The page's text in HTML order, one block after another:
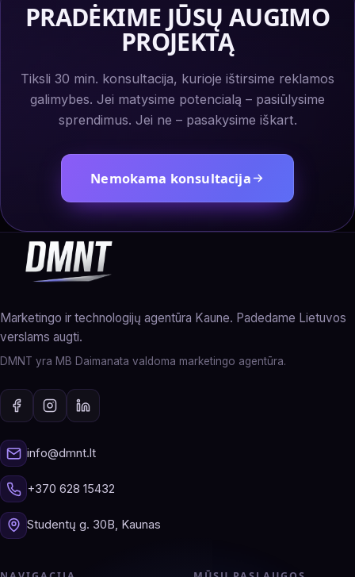
PRADĖKIME JŪSŲ AUGIMO
PROJEKTĄ
Tiksli 30 min. konsultacija, kurioje ištirsime reklamos
galimybes. Jei matysime potencialą – pasiūlysime
sprendimus. Jei ne – pasakysime iškart.
Nemokama konsultacija
Marketingo ir technologijų agentūra Kaune. Padedame Lietuvos
verslams augti.
DMNT yra MB Daimanata valdoma marketingo agentūra.
info@dmnt.lt
+370 628 15432
Studentų g. 30B, Kaunas